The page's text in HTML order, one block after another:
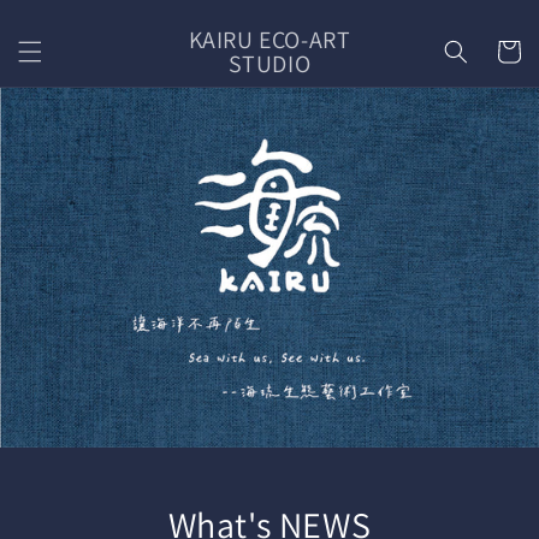
content
KAIRU ECO-ART
STUDIO Cart
What's NEWS